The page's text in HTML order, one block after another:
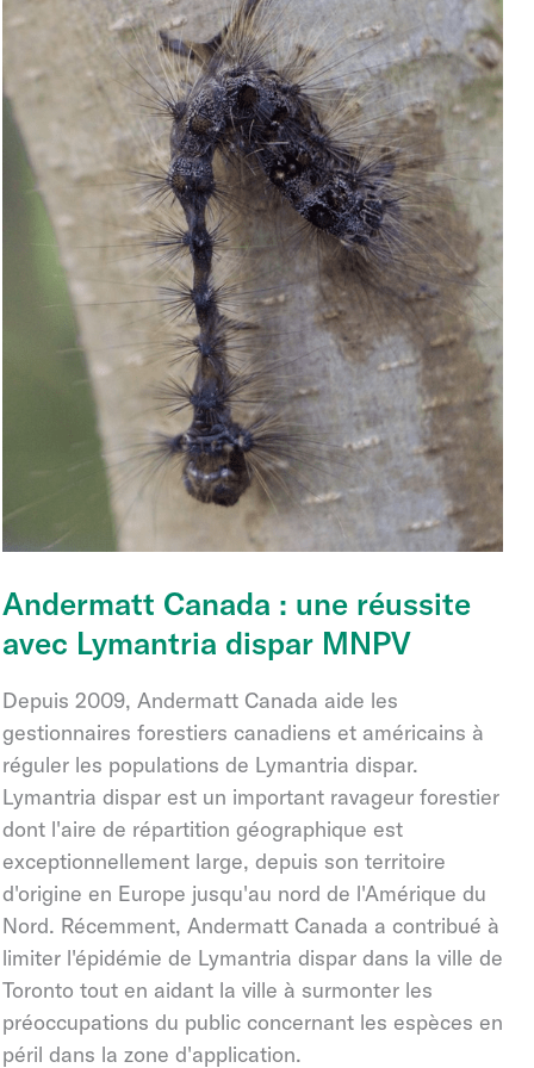
Andermatt Canada : une réussite
avec Lymantria dispar MNPV
Depuis 2009, Andermatt Canada aide les
gestionnaires forestiers canadiens et américains à
réguler les populations de Lymantria dispar.
Lymantria dispar est un important ravageur forestier
dont l'aire de répartition géographique est
exceptionnellement large, depuis son territoire
d'origine en Europe jusqu'au nord de l'Amérique du
Nord. Récemment, Andermatt Canada a contribué à
limiter l'épidémie de Lymantria dispar dans la ville de
Toronto tout en aidant la ville à surmonter les
préoccupations du public concernant les espèces en
péril dans la zone d'application.